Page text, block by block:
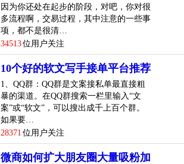
因为你还处在起步的阶段，对吧，你对很
多流程啊，交易过程，其中注意的一些事
项，都不是很清…
34513位用户关注
10个好的软文写手接单平台推荐
1、QQ群：QQ群是文案接私单最直接粗
暴的渠道。在QQ群搜索一栏里输入“文
案”或“软文”，可以搜出成千上百个群。
如果要…
28371 位用户关注
微商如何扩大朋友圈大量吸粉加